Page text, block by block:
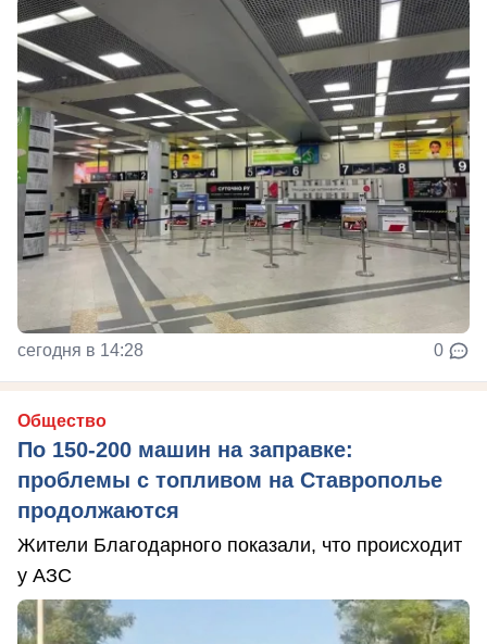
сегодня в 14:28 0
Общество
По 150-200 машин на заправке:
проблемы с топливом на Ставрополье
продолжаются
Жители Благодарного показали, что происходит
у АЗС